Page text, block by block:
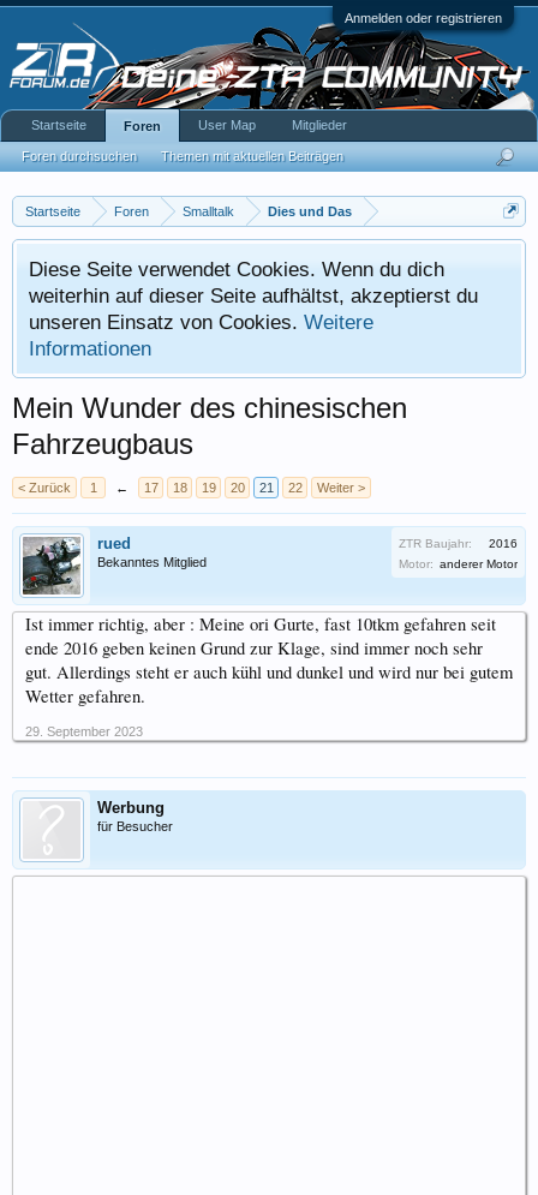
Anmelden oder registrieren
Startseite Foren Smalltalk Dies und Das
Diese Seite verwendet Cookies. Wenn du dich
weiterhin auf dieser Seite aufhältst, akzeptierst du
unseren Einsatz von Cookies. Weitere
Informationen
Mein Wunder des chinesischen
Fahrzeugbaus
< Zurück 1 ← 17 18 19 20 21 22 Weiter >
rued
Bekanntes Mitglied
ZTR Baujahr:
2016
Motor: anderer Motor
Ist immer richtig, aber : Meine ori Gurte, fast 10tkm gefahren seit
ende 2016 geben keinen Grund zur Klage, sind immer noch sehr
gut. Allerdings steht er auch kühl und dunkel und wird nur bei gutem
Wetter gefahren.
29. September 2023
Werbung
für Besucher
Startseite Foren
Foren durchsuchen Themen mit aktuellen Beiträgen
User Map Mitglieder